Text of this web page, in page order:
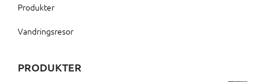
Produkter
Vandringsresor
PRODUKTER